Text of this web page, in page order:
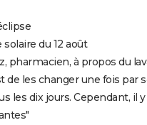
du 12 août
pharmacien, à propos du
de les changer une fois par
les dix jours. Cependant, il y